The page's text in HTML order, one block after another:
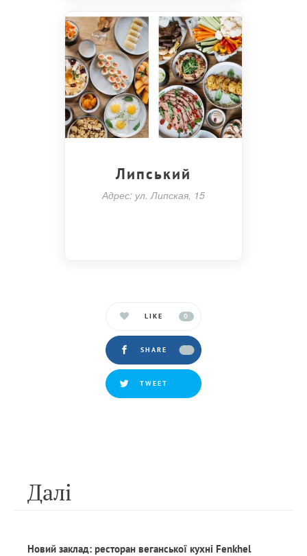
Липський
Адрес: ул. Липская, 15
LIKE 0
SHARE
TWEET
Далi
Новий заклад: ресторан веганської кухні Fenkhel